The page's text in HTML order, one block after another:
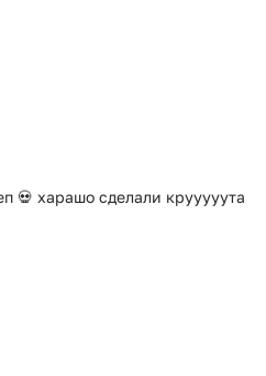
функциях, а также к
на 360°.
прошло проверку
проверки по всем
файлов не выявлено.
💀 харашо сделали крууууута